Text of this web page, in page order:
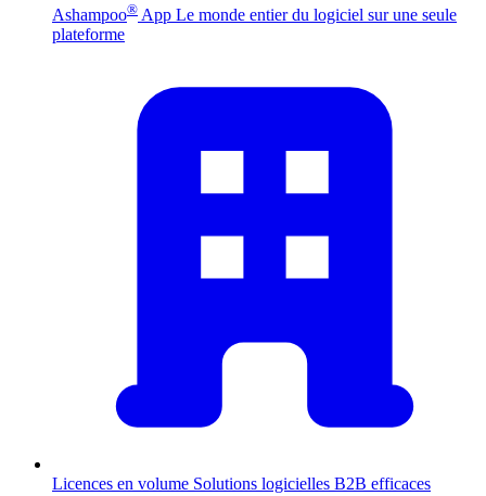
Ashampoo® App Le monde entier du logiciel sur une seule
plateforme
Licences en volume Solutions logicielles B2B efficaces